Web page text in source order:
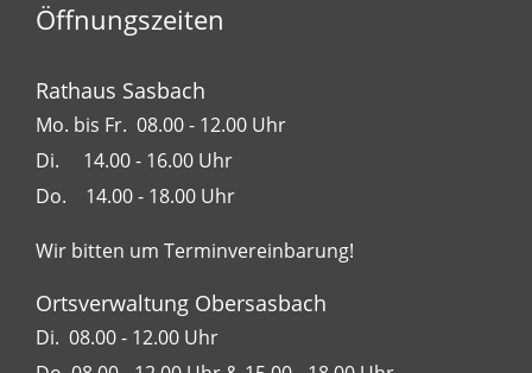
Öffnungszeiten
Rathaus Sasbach
Mo. bis Fr. 08.00 - 12.00 Uhr
Di. 14.00 - 16.00 Uhr
Do. 14.00 - 18.00 Uhr
Wir bitten um Terminvereinbarung!
Ortsverwaltung Obersasbach
Di. 08.00 - 12.00 Uhr